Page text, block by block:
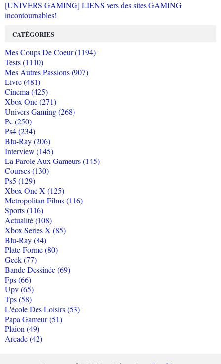
[UNIVERS GAMING] LIENS vers des sites GAMING
incontournables!
CATÉGORIES
Mes Coups De Coeur (1194)
Tests (1110)
Mes Autres Passions (907)
Livre (481)
Cinema (425)
Xbox One (271)
Univers Gaming (268)
Pc (250)
Ps4 (234)
Blu-Ray (206)
Interview (145)
La Parole Aux Gameurs (145)
Courses (130)
Ps5 (129)
Xbox One X (125)
Metropolitan Films (116)
Sports (116)
Actualité (108)
Xbox Series X (85)
Blu-Ray (84)
Plate-Forme (80)
Geek (77)
Bande Dessinée (69)
Fps (66)
Upv (65)
Tps (58)
L'école Des Loisirs (53)
Papa Gameur (51)
Plaion (49)
Arcade (42)